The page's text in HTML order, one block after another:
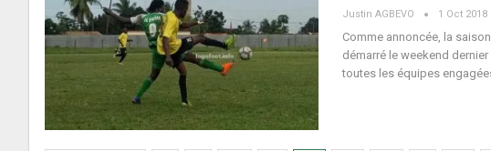
Justin AGBEVO 1 Oct 2018
Comme annoncée, la
démarré le weekend
toutes les équipes